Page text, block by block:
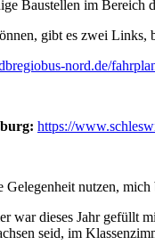
Baustellen im Bereich
gibt es zwei Links,
nord.de/
https://
Gelegenheit nutzen,
war dieses Jahr gefüllt
seid, im